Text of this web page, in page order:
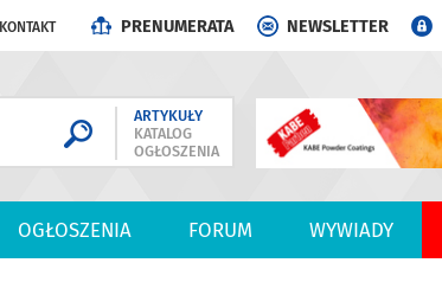
KONTAKT PRENUMERATA NEWSLETTER
ARTYKUŁY
KATALOG
OGŁOSZENIA
OGŁOSZENIA FORUM WYWIADY